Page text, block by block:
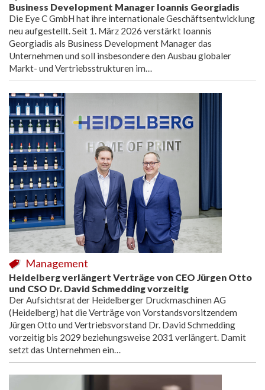
Business Development Manager Ioannis Georgiadis
Die Eye C GmbH hat ihre internationale Geschäftsentwicklung
neu aufgestellt. Seit 1. März 2026 verstärkt Ioannis
Georgiadis als Business Development Manager das
Unternehmen und soll insbesondere den Ausbau globaler
Markt- und Vertriebsstrukturen im…
Heidelberg verlängert Verträge von CEO Jürgen Otto
und CSO Dr. David Schmedding vorzeitig
Management
Der Aufsichtsrat der Heidelberger Druckmaschinen AG
(Heidelberg) hat die Verträge von Vorstandsvorsitzendem
Jürgen Otto und Vertriebsvorstand Dr. David Schmedding
vorzeitig bis 2029 beziehungsweise 2031 verlängert. Damit
setzt das Unternehmen ein…